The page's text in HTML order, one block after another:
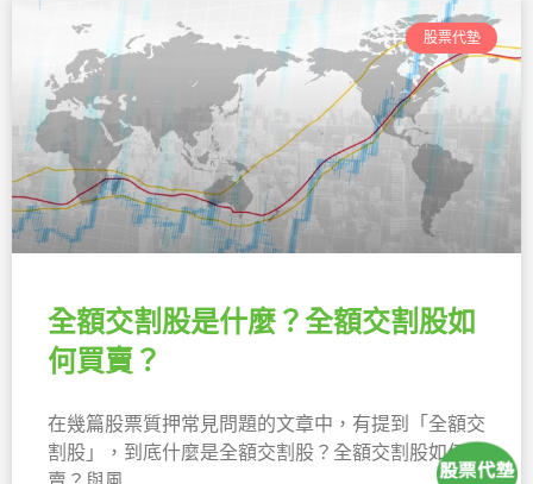
股票代墊
全額交割股是什麼？全額交割股如
何買賣？
在幾篇股票質押常見問題的文章中，有提到「全額交
割股」，到底什麼是全額交割股？全額交割股如何買